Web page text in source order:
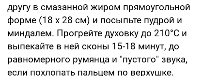
другу в смазанной жиром прямоугольной
форме (18 х 28 см) и посыпьте пудрой и
миндалем. Прогрейте духовку до 210°С и
выпекайте в ней сконы 15-18 минут, до
равномерного румянца и "пустого" звука,
если похлопать пальцем по верхушке.